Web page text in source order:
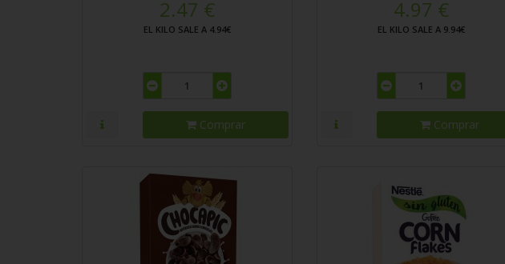
2.47 €
EL KILO SALE A 4.94€
Comprar
4.97 €
EL KILO SALE A 9.94€
Comprar